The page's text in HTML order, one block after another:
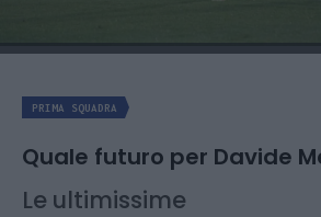
PRIMA SQUADRA
Quale futuro per Davide
Le ultimissime